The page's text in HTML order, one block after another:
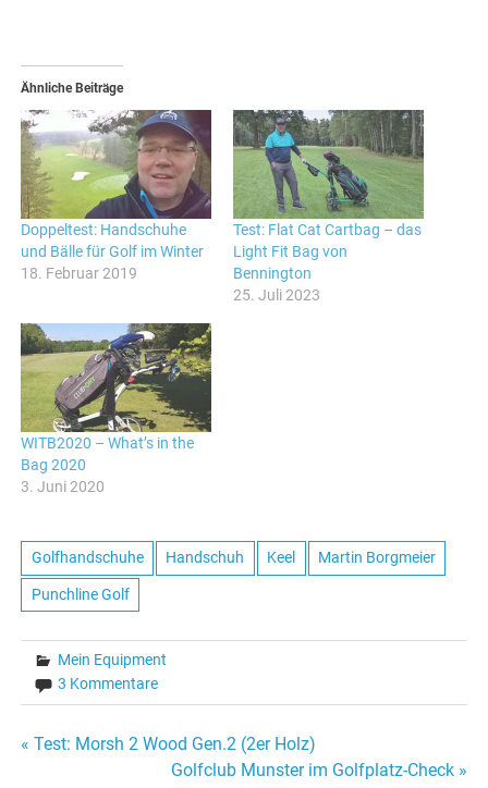
Ähnliche Beiträge
Doppeltest: Handschuhe
und Bälle für Golf im Winter
18. Februar 2019
Test: Flat Cat Cartbag – das
Light Fit Bag von
Bennington
25. Juli 2023
WITB2020 – What’s in the
Bag 2020
3. Juni 2020
Golfhandschuhe Handschuh Keel Martin Borgmeier
Punchline Golf
Mein Equipment
3 Kommentare
Beitragsnavigation
« Test: Morsh 2 Wood Gen.2 (2er Holz)
Golfclub Munster im Golfplatz-Check »